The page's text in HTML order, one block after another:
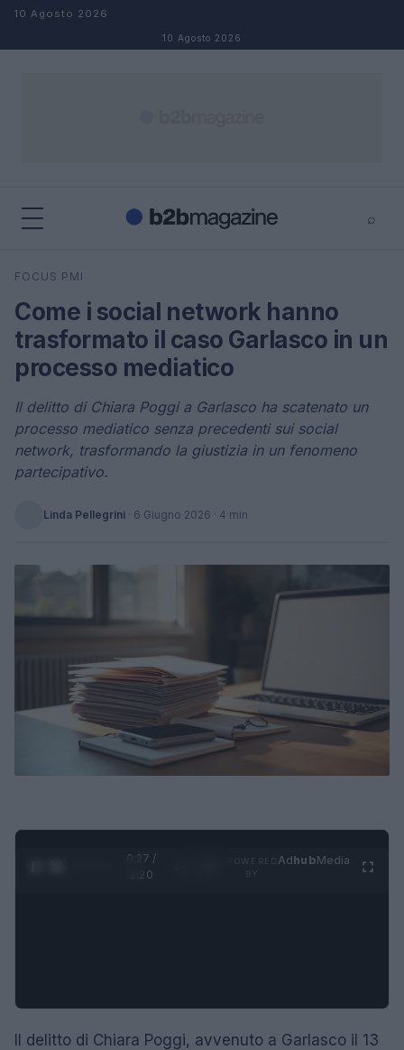
Salta al contenuto
10 Agosto 2026
10 Agosto 2026
⌕
Cerca
FOCUS PMI
Come i social network hanno
trasformato il caso Garlasco in un
processo mediatico
Il delitto di Chiara Poggi a Garlasco ha scatenato un
processo mediatico senza precedenti sui social
network, trasformando la giustizia in un fenomeno
partecipativo.
Linda Pellegrini · 6 Giugno 2026 · 4 min
0:28 /
1:20
AdhubMedia
Il delitto di Chiara Poggi, avvenuto a Garlasco il 13